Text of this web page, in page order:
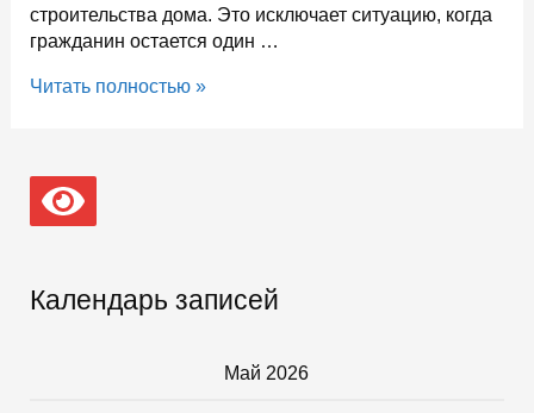
строительства дома. Это исключает ситуацию, когда
гражданин остается один …
В
навигатор
по
многодетной
Читать полностью »
Календарь записей
Май 2026